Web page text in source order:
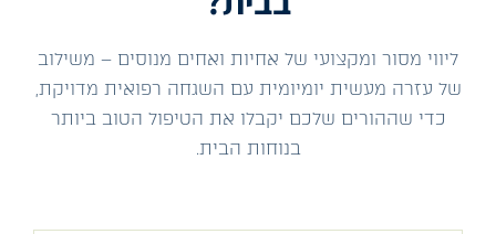
ליווי מסור ומקצועי של אחיות ואחים מנוסים – משילוב
של עזרה מעשית יומיומית עם השגחה רפואית מדויקת,
כדי שההורים שלכם יקבלו את הטיפול הטוב ביותר
בנוחות הבית.